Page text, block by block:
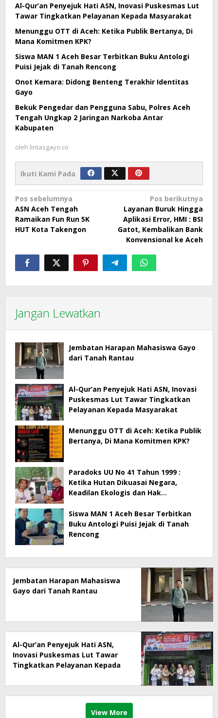
Al-Qur’an Penyejuk Hati ASN, Inovasi Puskesmas Lut
Tawar Tingkatkan Pelayanan Kepada Masyarakat
Menunggu OTT di Aceh: Ketika Publik Bertanya, Di
Mana Komitmen KPK?
Siswa MAN 1 Aceh Besar Terbitkan Buku Antologi
Puisi Jejak di Tanah Rencong
Onot Kemara: Didong Benteng Terakhir Identitas
Gayo
Bekuk Pengedar dan Pengguna Sabu, Polres Aceh
Tengah Ungkap 2 Jaringan Narkoba Antar
Kabupaten
oleh lintasgayo.co
Ikuti Kami Pada
Navigasi
pos
Pos sebelumnya
ASN Aceh Tengah
Ramaikan Fun Run 5K
HUT Kota Takengon
Pos berikutnya
Layanan Buruk Hingga
Aplikasi Error, HMI : BSI
Gatot, Kembalikan Bank
Konvensional ke Aceh
Jangan Lewatkan
Jembatan Harapan Mahasiswa Gayo
dari Tanah Rantau
Al-Qur’an Penyejuk Hati ASN, Inovasi
Puskesmas Lut Tawar Tingkatkan
Pelayanan Kepada Masyarakat
Menunggu OTT di Aceh: Ketika Publik
Bertanya, Di Mana Komitmen KPK?
Paradoks UU No 41 Tahun 1999 :
Ketika Hutan Dikuasai Negara,
Keadilan Ekologis dan Hak
Siswa MAN 1 Aceh Besar Terbitkan
Buku Antologi Puisi Jejak di Tanah
Rencong
Jembatan Harapan Mahasiswa
Gayo dari Tanah Rantau
Al-Qur’an Penyejuk Hati ASN,
Inovasi Puskesmas Lut Tawar
Tingkatkan Pelayanan Kepada
View More